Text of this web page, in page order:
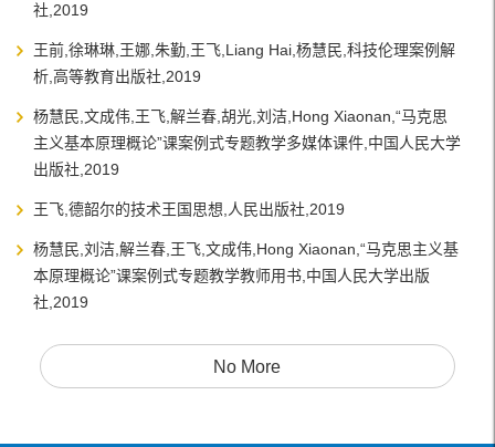
社,2019
王前,徐琳琳,王娜,朱勤,王飞,Liang Hai,杨慧民,科技伦理案例解
析,高等教育出版社,2019
杨慧民,文成伟,王飞,解兰春,胡光,刘洁,Hong Xiaonan,“马克思
主义基本原理概论”课案例式专题教学多媒体课件,中国人民大学
出版社,2019
王飞,德韶尔的技术王国思想,人民出版社,2019
杨慧民,刘洁,解兰春,王飞,文成伟,Hong Xiaonan,“马克思主义基
本原理概论”课案例式专题教学教师用书,中国人民大学出版
社,2019
No More